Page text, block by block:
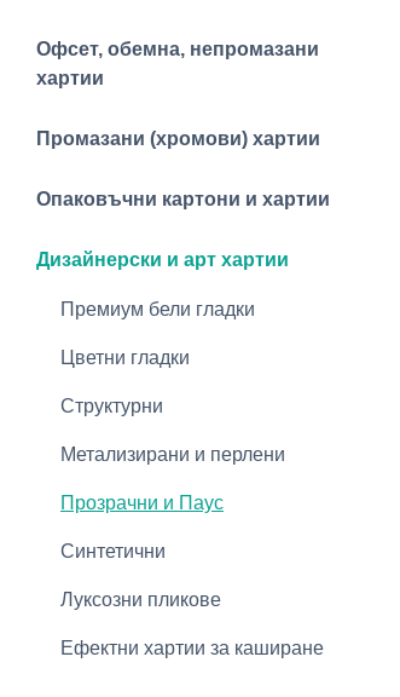
Офсет, обемна, непромазани
хартии
Промазани (хромови) хартии
Опаковъчни картони и хартии
Дизайнерски и арт хартии
Премиум бели гладки
Цветни гладки
Структурни
Метализирани и перлени
Прозрачни и Паус
Синтетични
Луксозни пликове
Ефектни хартии за каширане